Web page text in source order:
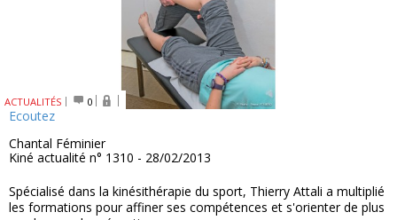
ACTUALITÉS 0
Ecoutez
Chantal Féminier
Kiné actualité n° 1310 - 28/02/2013
Spécialisé dans la kinésithérapie du sport, Thierry Attali a multiplié
les formations pour affiner ses compétences et s'orienter de plus